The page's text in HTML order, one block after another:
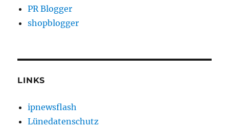
PR Blogger
shopblogger
LINKS
ipnewsflash
Lünedatenschutz